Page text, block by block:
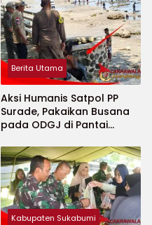
Berita Utama
Aksi Humanis Satpol PP
Surade, Pakaikan Busana
pada ODGJ di Pantai
Kabupaten Sukabumi